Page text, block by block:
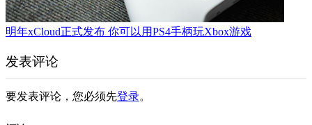
明年xCloud正式发布 你可以用PS4手柄玩Xbox游戏
发表评论
要发表评论，您必须先登录。